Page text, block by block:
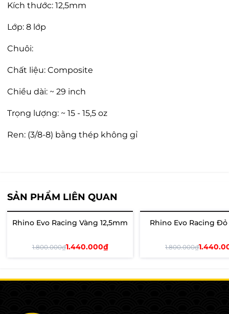
Kích thước: 12,5mm
Lớp: 8 lớp
Chuôi:
Chất liệu: Composite
Chiều dài: ~ 29 inch
Trọng lượng: ~ 15 - 15,5 oz
Ren: (3/8-8) bằng thép không gỉ
SẢN PHẨM LIÊN QUAN
- 20%
Rhino Evo Racing Vàng 12,5mm
1.800.000₫1.440.000₫
Hết hàng
Rhino Evo Racing Đỏ
1.800.000₫